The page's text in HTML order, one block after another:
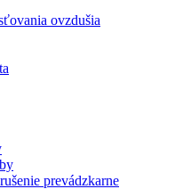
ovzdušia
prevádzkarne